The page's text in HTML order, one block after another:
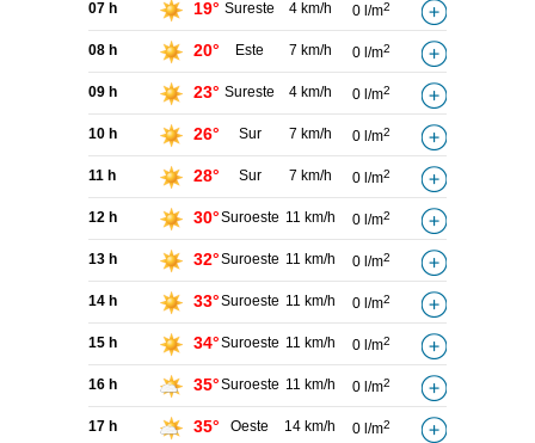
07 h 19° Sureste 4 km/h 0 l/m2
08 h 20° Este 7 km/h 0 l/m2
09 h 23° Sureste 4 km/h 0 l/m2
10 h 26° Sur 7 km/h 0 l/m2
11 h 28° Sur 7 km/h 0 l/m2
12 h 30°Suroeste 11 km/h 0 l/m2
13 h 32°Suroeste 11 km/h 0 l/m2
14 h 33°Suroeste 11 km/h 0 l/m2
15 h 34°Suroeste 11 km/h 0 l/m2
16 h 35°Suroeste 11 km/h 0 l/m2
17 h 35° Oeste 14 km/h 0 l/m2